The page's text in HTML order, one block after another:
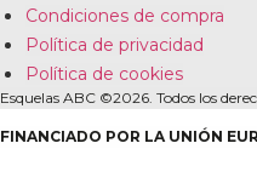
Condiciones de compra
Política de privacidad
Política de cookies
Esquelas ABC ©2026. Todos los
FINANCIADO POR LA UNIÓN